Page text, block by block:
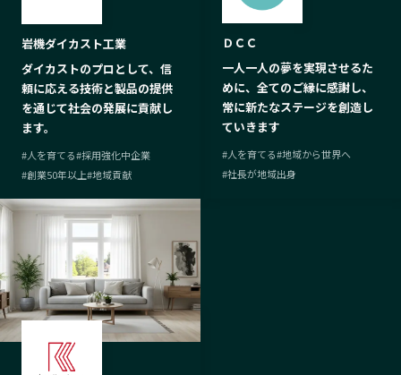
岩機ダイカスト工業
ダイカストのプロとして、信
頼に応える技術と製品の提供
を通じて社会の発展に貢献し
ます。
#人を育てる#採用強化中企業
#創業50年以上#地域貢献
ＤＣＣ
一人一人の夢を実現させるた
めに、全てのご縁に感謝し、
常に新たなステージを創造し
ていきます
#人を育てる#地域から世界へ
#社長が地域出身